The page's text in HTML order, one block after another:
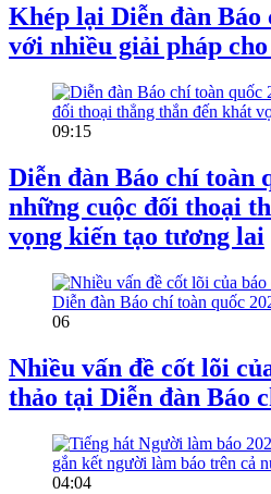
Khép lại Diễn đàn Báo
với nhiều giải pháp
09:15
Diễn đàn Báo chí toàn
những cuộc đối thoại
vọng kiến tạo tương lai
06
Nhiều vấn đề cốt lõi
thảo tại Diễn đàn Báo
04:04